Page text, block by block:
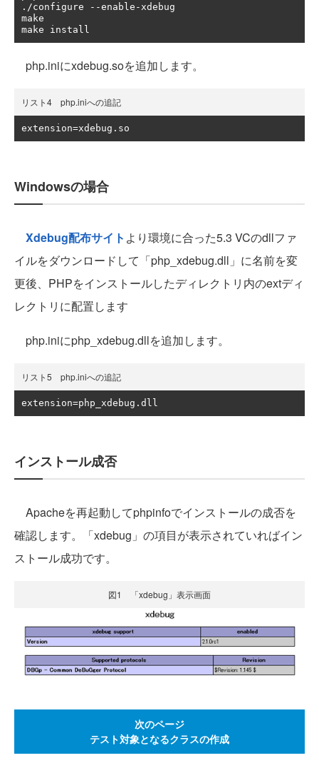
./configure --enable - xdebug
make
make install
php.iniにxdebug.soを追加します。
リスト4 php.iniへの追記
extension=xdebug . so
Windowsの場合
Xdebug配布サイト より環境に合った5.3 VCのdllファ
イルをダウンロードして「php_xdebug.dll」に名前を変
更後、PHPをインストールしたディレクトリ内のextディ
レクトリに配置します
php.iniにphp_xdebug.dllを追加します。
リスト5 php.iniへの追記
extension=php_xdebug . dll
インストール成否
Apacheを再起動してphpinfoでインストールの成否を
確認します。「xdebug」の項目が表示されていればイン
ストール成功です。
図1 「xdebug」表示画面
次のページ
テスト対象となるクラスの作成